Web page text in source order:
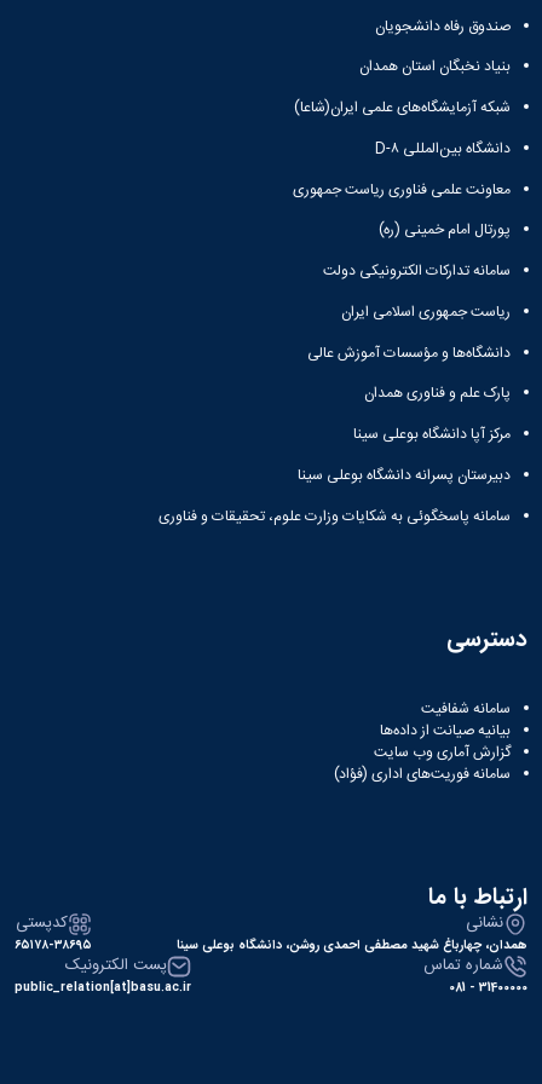
ورزشی
صندوق رفاه دانشجویان
بنیاد نخبگان استان همدان
شبکه آزمایشگاه‌های علمی ایران(شاعا)
دانشگاه بین‌المللی D-۸
معاونت علمی فناوری ریاست جمهوری
پورتال امام خمینی (ره)
سامانه تدارکات الکترونیکی دولت
ریاست جمهوری اسلامی ایران
دانشگاه‌ها و مؤسسات آموزش عالی
پارک علم و فناوری همدان
مرکز آپا دانشگاه بوعلی سینا
دبیرستان پسرانه دانشگاه بوعلی سینا
سامانه پاسخگوئی به شکایات وزارت علوم، تحقیقات و فناوری
دسترسی
سامانه شفافیت
بیانیه صیانت از داده‌ها
گزارش آماری وب‌ سایت
سامانه فوریت‌های اداری (فؤاد)
ارتباط با ما
نشانی
همدان، چهارباغ شهید مصطفی احمدی روشن، دانشگاه بوعلی سینا
کدپستی
۶۵۱۷۸-۳۸۶۹۵
شماره تماس
31400000 - 081
پست الکترونیک
public_relation[at]basu.ac.ir